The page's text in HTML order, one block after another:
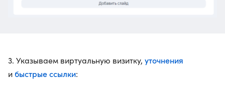
3. Указываем виртуальную визитку, уточнения
и быстрые ссылки: